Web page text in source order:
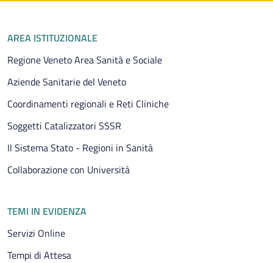
Piè di pagina
AREA ISTITUZIONALE
Regione Veneto Area Sanità e Sociale
Aziende Sanitarie del Veneto
Coordinamenti regionali e Reti Cliniche
Soggetti Catalizzatori SSSR
Il Sistema Stato - Regioni in Sanità
Collaborazione con Università
TEMI IN EVIDENZA
Servizi Online
Tempi di Attesa